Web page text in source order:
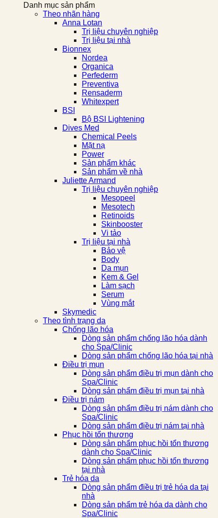
Danh mục sản phẩm
Theo nhãn hàng
Anna Lotan
Trị liệu chuyên nghiệp
Trị liệu tại nhà
Bionnex
Nordea
Organica
Perfederm
Preventiva
Rensaderm
Whitexpert
BSI
Bộ BSI Lightening
Dives Med
Chemical Peels
Mặt nạ
Power
Sản phẩm khác
Sản phẩm về nhà
Juliette Armand
Trị liệu chuyên nghiệp
Mesopeel
Mesotech
Retinoids
Skinbooster
Vi tảo
Trị liệu tại nhà
Bảo vệ
Body
Da mụn
Kem & Gel
Làm sạch
Serum
Vùng mắt
Skymedic
Theo tình trạng da
Chống lão hóa
Dòng sản phẩm chống lão hóa dành
cho Spa/Clinic
Dòng sản phẩm chống lão hóa tại nhà
Điều trị mụn
Dòng sản phẩm điều trị mụn dành cho
Spa/Clinic
Dòng sản phẩm điều trị mụn tại nhà
Điều trị nám
Dòng sản phẩm điều trị nám dành cho
Spa/Clinic
Dòng sản phẩm điều trị nám tại nhà
Phục hồi tổn thương
Dòng sản phẩm phục hồi tổn thương
dành cho Spa/Clinic
Dòng sản phẩm phục hồi tổn thương
tại nhà
Trẻ hóa da
Dòng sản phẩm điều trị trẻ hóa da tại
nhà
Dòng sản phẩm trẻ hóa da dành cho
Spa/Clinic